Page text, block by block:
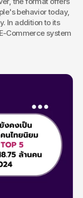
behavior today,
In addition to its
Commerce system